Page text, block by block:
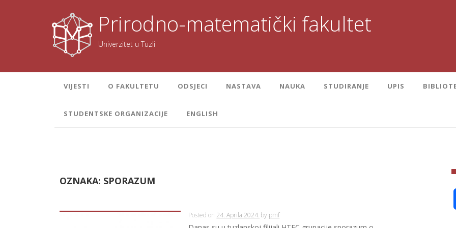
Prirodno-matematički fakultet
Univerzitet u Tuzli
VIJESTI O FAKULTETU ODSJECI NASTAVA NAUKA STUDIRANJE UPIS
STUDENTSKE ORGANIZACIJE ENGLISH
OZNAKA: SPORAZUM
Posted on 24. Aprila 2024. by pmf